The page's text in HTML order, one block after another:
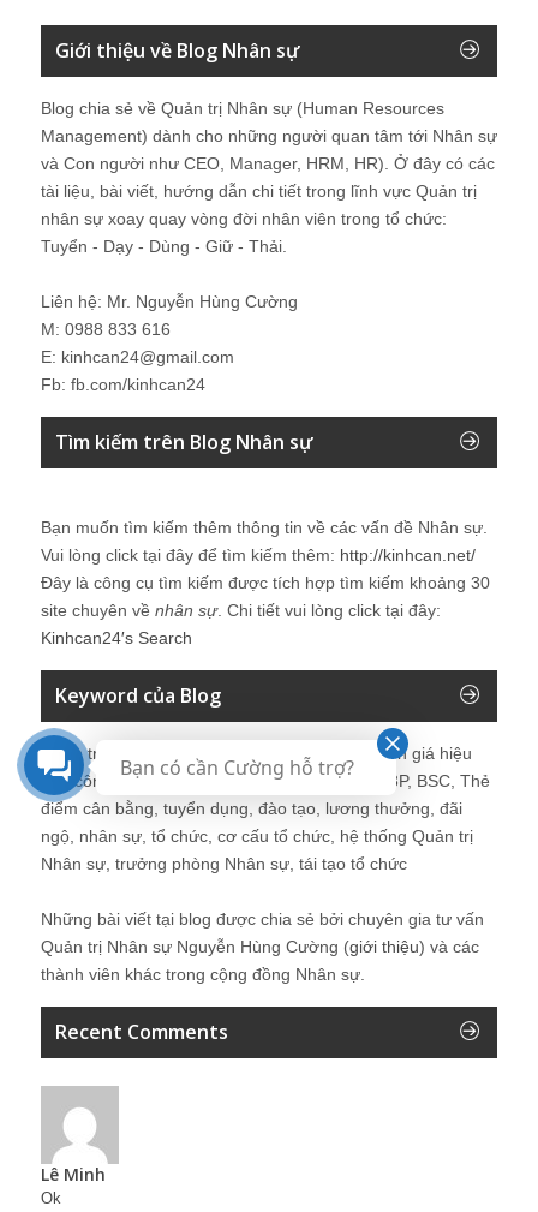
Giới thiệu về Blog Nhân sự
Blog chia sẻ về Quản trị Nhân sự (Human Resources
Management) dành cho những người quan tâm tới Nhân sự
và Con người như CEO, Manager, HRM, HR). Ở đây có các
tài liệu, bài viết, hướng dẫn chi tiết trong lĩnh vực Quản trị
nhân sự xoay quay vòng đời nhân viên trong tổ chức:
Tuyển - Dạy - Dùng - Giữ - Thải.
Liên hệ: Mr. Nguyễn Hùng Cường
M: 0988 833 616
E: kinhcan24@gmail.com
Fb: fb.com/kinhcan24
Tìm kiếm trên Blog Nhân sự
Bạn muốn tìm kiếm thêm thông tin về các vấn đề Nhân sự
Vui lòng click tại đây để tìm kiếm thêm: http://kinhcan.net/
Đây là công cụ tìm kiếm được tích hợp tìm kiếm khoảng 30
site chuyên về nhân sự. Chi tiết vui lòng click tại đây:
Kinhcan24′s Search
Keyword của Blog
Quản trị nhân sự, Human Resources, KPI, Đánh giá hiệu
quả công việc, chính sách lương, CnB, lương 3P, BSC, Thẻ
điểm cân bằng, tuyển dụng, đào tạo, lương thưởng, đãi
ngộ, nhân sự, tổ chức, cơ cấu tổ chức, hệ thống Quản trị
Nhân sự, trưởng phòng Nhân sự, tái tạo tổ chức
Những bài viết tại blog được chia sẻ bởi chuyên gia tư vấn
Quản trị Nhân sự Nguyễn Hùng Cường (giới thiệu) và các
thành viên khác trong cộng đồng Nhân sự.
Recent Comments
Lê Minh
Ok
Bạn có cần Cường hỗ trợ?